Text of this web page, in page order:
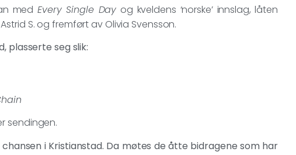
medEvery Single Day og kveldens ‘norske’ innslag, låten
S. og fremført av Olivia Svensson.
plasserte seg slik:
sendingen.
i Kristianstad. Da møtes de åtte bidragene som har